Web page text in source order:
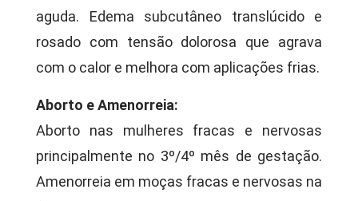
aguda. Edema subcutâneo translúcido e
rosado com tensão dolorosa que agrava
com o calor e melhora com aplicações frias.
Aborto e Amenorreia:
Aborto nas mulheres fracas e nervosas
principalmente no 3º/4º mês de gestação.
Amenorreia em moças fracas e nervosas na